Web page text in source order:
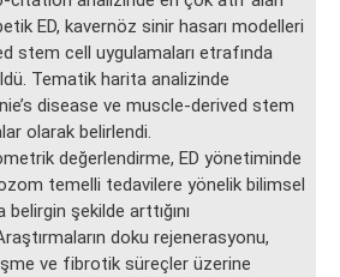
ED, kavernöz sinir hasarı modelleri
stem cell uygulamaları etrafında
Tematik harita analizinde
disease ve muscle-derived stem
olarak belirlendi.
değerlendirme, ED yönetiminde
temelli tedavilere yönelik bilimsel
belirgin şekilde arttığını
doku rejenerasyonu,
ve fibrotik süreçler üzerine